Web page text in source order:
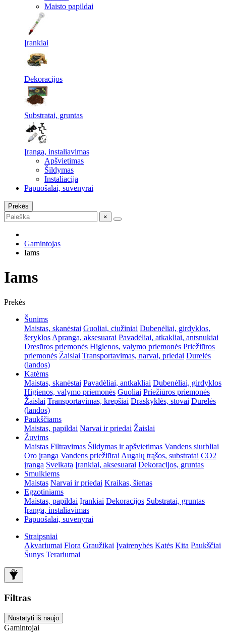
Maisto papildai
Įrankiai
Dekoracijos
Substratai, gruntas
Įranga, instaliavimas
Apšvietimas
Šildymas
Instaliacija
Papuošalai, suvenyrai
Prekės
×
Gamintojas
Iams
Iams
Prekės
Šunims
Maistas, skanėstai Guoliai, ciužiniai Dubenėliai, girdyklos,
šeryklos Apranga, aksesuarai Pavadėliai, atkakliai, antsnukiai
Dresūros priemonės Higienos, valymo priemonės Priežiūros
priemonės Žaislai Transportavimas, narvai, priedai Durelės
(landos)
Katėms
Maistas, skanėstai Pavadėliai, antkakliai Dubenėliai, girdyklos
Higienos, valymo priemonės Guoliai Priežiūros priemonės
Žaislai Transportavimas, krepšiai Draskyklės, stovai Durelės
(landos)
Paukščiams
Maistas, papildai Narvai ir priedai Žaislai
Žuvims
Maistas Filtravimas Šildymas ir apšvietimas Vandens siurbliai
Oro įranga Vandens priežiūrai Augalų trąšos, substratai CO2
įranga Sveikata Įrankiai, aksesuarai Dekoracijos, gruntas
Smulkiems
Maistas Narvai ir priedai Kraikas, šienas
Egzotiniams
Maistas, papildai Įrankiai Dekoracijos Substratai, gruntas
Įranga, instaliavimas
Papuošalai, suvenyrai
Straipsniai
Akvariumai Flora Graužikai Įvairenybės Katės Kita Paukščiai
Šunys Terariumai
Filtras
Nustatyti iš naujo
Gamintojai